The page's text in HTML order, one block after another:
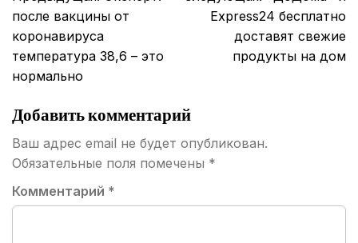
по
после вакцины от
коронавируса
температура 38,6 – это
нормально
Express24 бесплатно
доставят свежие
продукты на дом
Добавить комментарий
Ваш адрес email не будет опубликован.
Обязательные поля помечены *
Комментарий *